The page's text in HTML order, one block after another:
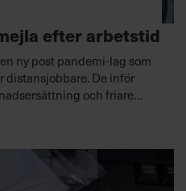
efter arbetstid
ny post pandemi-lag som
distansjobbare. De inför
och friare